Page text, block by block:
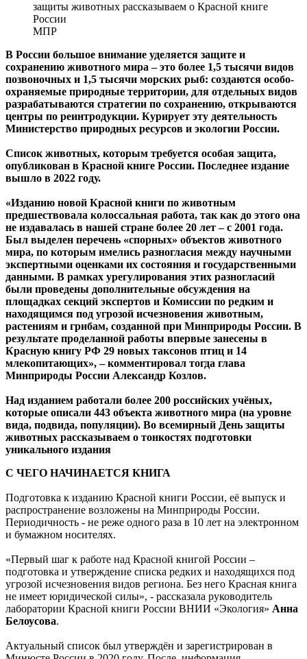
Требуется особая защита: во Всемирный день
защиты животных рассказываем о Красной книге
МПР
В России большое внимание уделяется защите и
сохранению животного мира – это более 1,5 тысячи видов
позвоночных и 1,5 тысячи морских рыб: создаются особо-
охраняемые природные территории, для отдельных видов
разрабатываются стратегии по сохранению, открываются
Министерство природных ресурсов и экологии России.
Список животных, которым требуется особая защита,
вышло в 2022 году.
«Изданию новой Красной книги по животным
предшествовала колоссальная работа, так как до этого она
не издавалась в нашей стране более 20 лет – с 2001 года.
Был выделен перечень «спорных» объектов животного
мира, по которым имелись разногласия между научными
экспертными оценками их состояния и государственными
данными. В рамках урегулирования этих разногласий
были проведены дополнительные обсуждения на
площадках секций экспертов и Комиссии по редким и
находящимся под угрозой исчезновения животным,
растениям и грибам, созданной при Минприроды России. В
результате проделанной работы впервые занесены в
Красную книгу РФ 29 новых таксонов птиц и 14
Минприроды России Александр Козлов.
Над изданием работали более 200 российских учёных,
которые описали 443 объекта животного мира (на уровне
вида, подвида, популяции). Во всемирный День защиты
уникального издания
С ЧЕГО НАЧИНАЕТСЯ КНИГА
Подготовка к изданию Красной книги России, её выпуск и
распространение возложены на Минприроды России.
и бумажном носителях.
«Первый шаг к работе над Красной книгой России –
подготовка и утверждение списка редких и находящихся под
угрозой исчезновения видов региона. Без него Красная книга
не имеет юридической силы», - рассказала руководитель
Белоусова.